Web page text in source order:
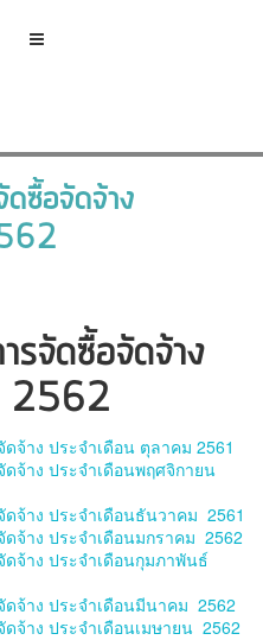
ซื้อจัดจ้าง
รจัดซื้อจัดจ้าง
2562
จ้าง ประจำเดือน ตุลาคม 2561
จ้าง ประจำเดือนพฤศจิกายน
จ้าง ประจำเดือนธันวาคม 2561
จ้าง ประจำเดือนมกราคม 2562
จ้าง ประจำเดือนกุมภาพันธ์
จ้าง ประจำเดือนมีนาคม 2562
จ้าง ประจำเดือนเมษายน 2562